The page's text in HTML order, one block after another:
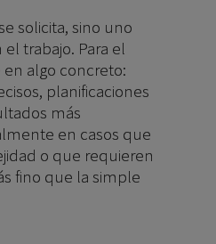
solicita, sino uno
trabajo. Para el
algo concreto:
planificaciones
más
en casos que
o que requieren
fino que la simple